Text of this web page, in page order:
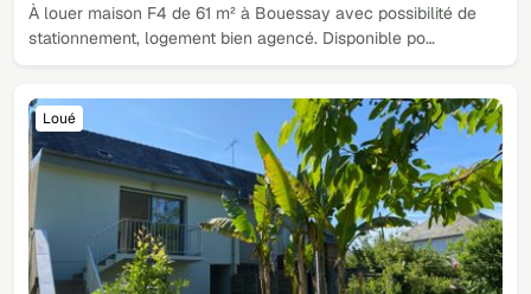
À louer maison F4 de 61 m² à Bouessay avec possibilité de
stationnement, logement bien agencé. Disponible po…
Loué